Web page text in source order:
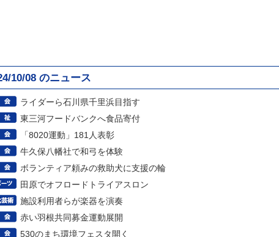
10/08 のニュース
ライダーら石川県千里浜目指す
東三河フードバンクへ食品寄付
「8020運動」181人表彰
牛久保八幡社で和弓を体験
ボランティア頼みの救助犬に支援の輪
田原でオフロードトライアスロン
施設利用者らが楽器を演奏
赤い羽根共同募金運動展開
530のまち環境フェスタ開く